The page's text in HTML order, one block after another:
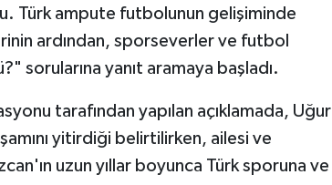
Türk ampute futbolunun gelişiminde
ardından, sporseverler ve futbol
sorularına yanıt aramaya başladı.
tarafından yapılan açıklamada, Uğur
yitirdiği belirtilirken, ailesi ve
uzun yıllar boyunca Türk sporuna ve